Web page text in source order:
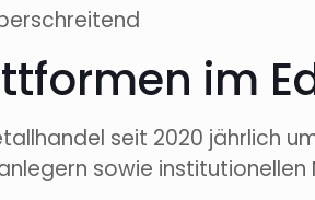
im
seit 2020 jährlich
sowie